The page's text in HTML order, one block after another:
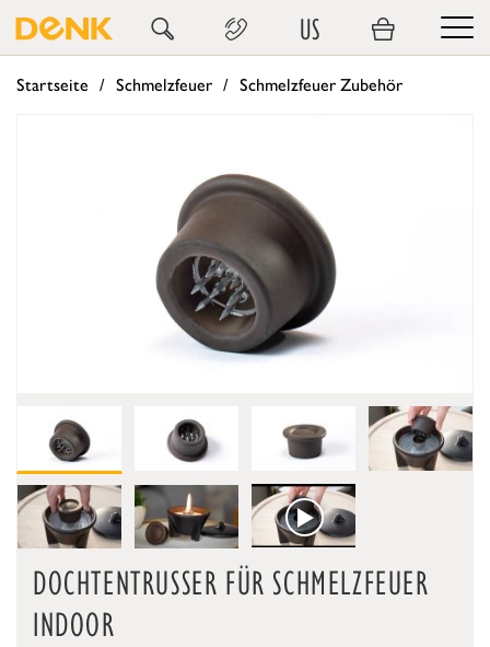
US
Startseite Schmelzfeuer Schmelzfeuer Zubehör
DOCHTENTRUSSER FÜR SCHMELZFEUER I
NDOOR